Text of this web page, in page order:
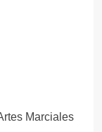
Marciales